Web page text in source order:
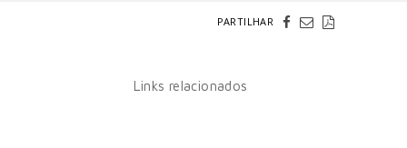
PARTILHAR
Links relacionados